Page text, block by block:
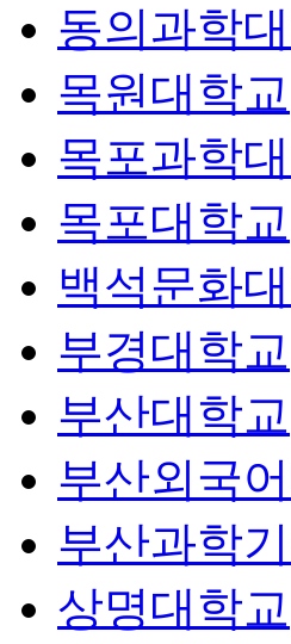
동의과학
목원대학교
목포과학
목포대학교
백석문화
부경대학교
부산대학교
부산외국
부산과학
상명대학교